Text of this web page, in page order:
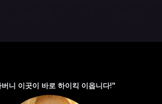
니 이곳이 바로 하이킥 이옵니다!"